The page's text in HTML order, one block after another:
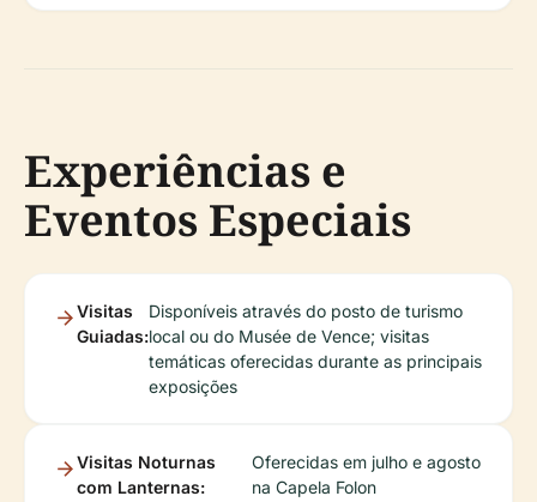
Experiências e
Eventos Especiais
Visitas
Guiadas:
Disponíveis através do posto de turismo
local ou do Musée de Vence; visitas
temáticas oferecidas durante as principais
exposições
Visitas Noturnas
com Lanternas:
Oferecidas em julho e agosto
na Capela Folon